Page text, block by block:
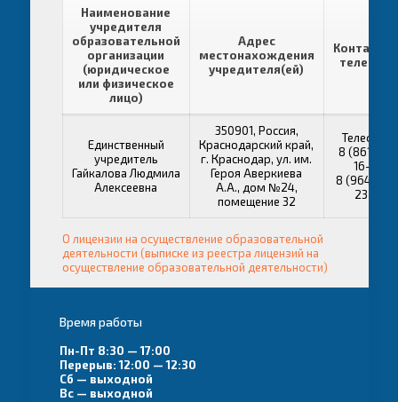
Наименование
учредителя
образовательной
организации
(юридическое
или физическое
лицо)
Адрес
местонахождения
учредителя(ей)
Единственный
учредитель
Гайкалова Людмила
Алексеевна
350901, Россия,
Краснодарский край,
г. Краснодар, ул. им.
Героя Аверкиева
А.А., дом №24,
помещение 32
Телефоны:
8 (861)
16-99;
8 (964)
23-74
О лицензии на осуществление образовательной
деятельности (выписке из реестра лицензий на
осуществление образовательной деятельности)
Время работы
Пн-Пт 8:30 — 17:00
Перерыв: 12:00 — 12:30
Сб — выходной
Вс — выходной